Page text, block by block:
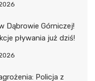
Dąbrowie Górniczej!
pływania już dziś!
Policja z